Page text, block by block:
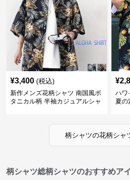
¥3,400 (税込)
新作メンズ花柄シャツ 南国風ボ
タニカル柄 半袖カジュアルシャ
¥
ハワ
夏の
柄シャツの花柄シャ
柄シャツ総柄シャツのおすすめア